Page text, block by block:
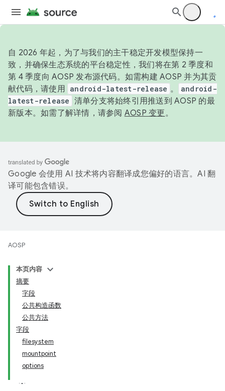
自 2026 年起，为了与我们的主干稳定开发模型保持一
致，并确保生态系统的平台稳定性，我们将在第 2 季度和
第 4 季度向 AOSP 发布源代码。如需构建 AOSP 并为其贡
献代码，请使用 android-latest-release 。
android-
latest-release 清单分支将始终引用推送到 AOSP 的最
新版本。如需了解详情，请参阅 AOSP 变更。
Google 会使用 AI 技术将内容翻译成您偏好的语言。AI 翻
译可能包含错误。
AOSP
本页内容
摘要
字段
公共构造函数
公共方法
字段
filesystem
mountpoint
options